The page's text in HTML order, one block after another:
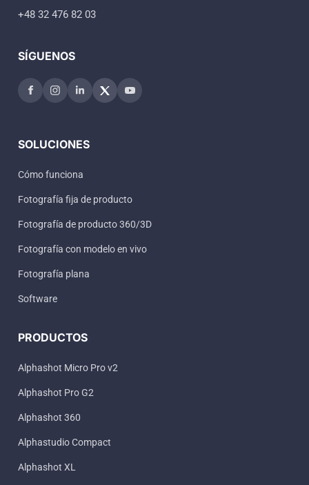
+48 32 476 82 03
SÍGUENOS
SOLUCIONES
Cómo funciona
Fotografía fija de producto
Fotografía de producto 360/3D
Fotografía con modelo en vivo
Fotografía plana
Software
PRODUCTOS
Alphashot Micro Pro v2
Alphashot Pro G2
Alphashot 360
Alphastudio Compact
Alphashot XL